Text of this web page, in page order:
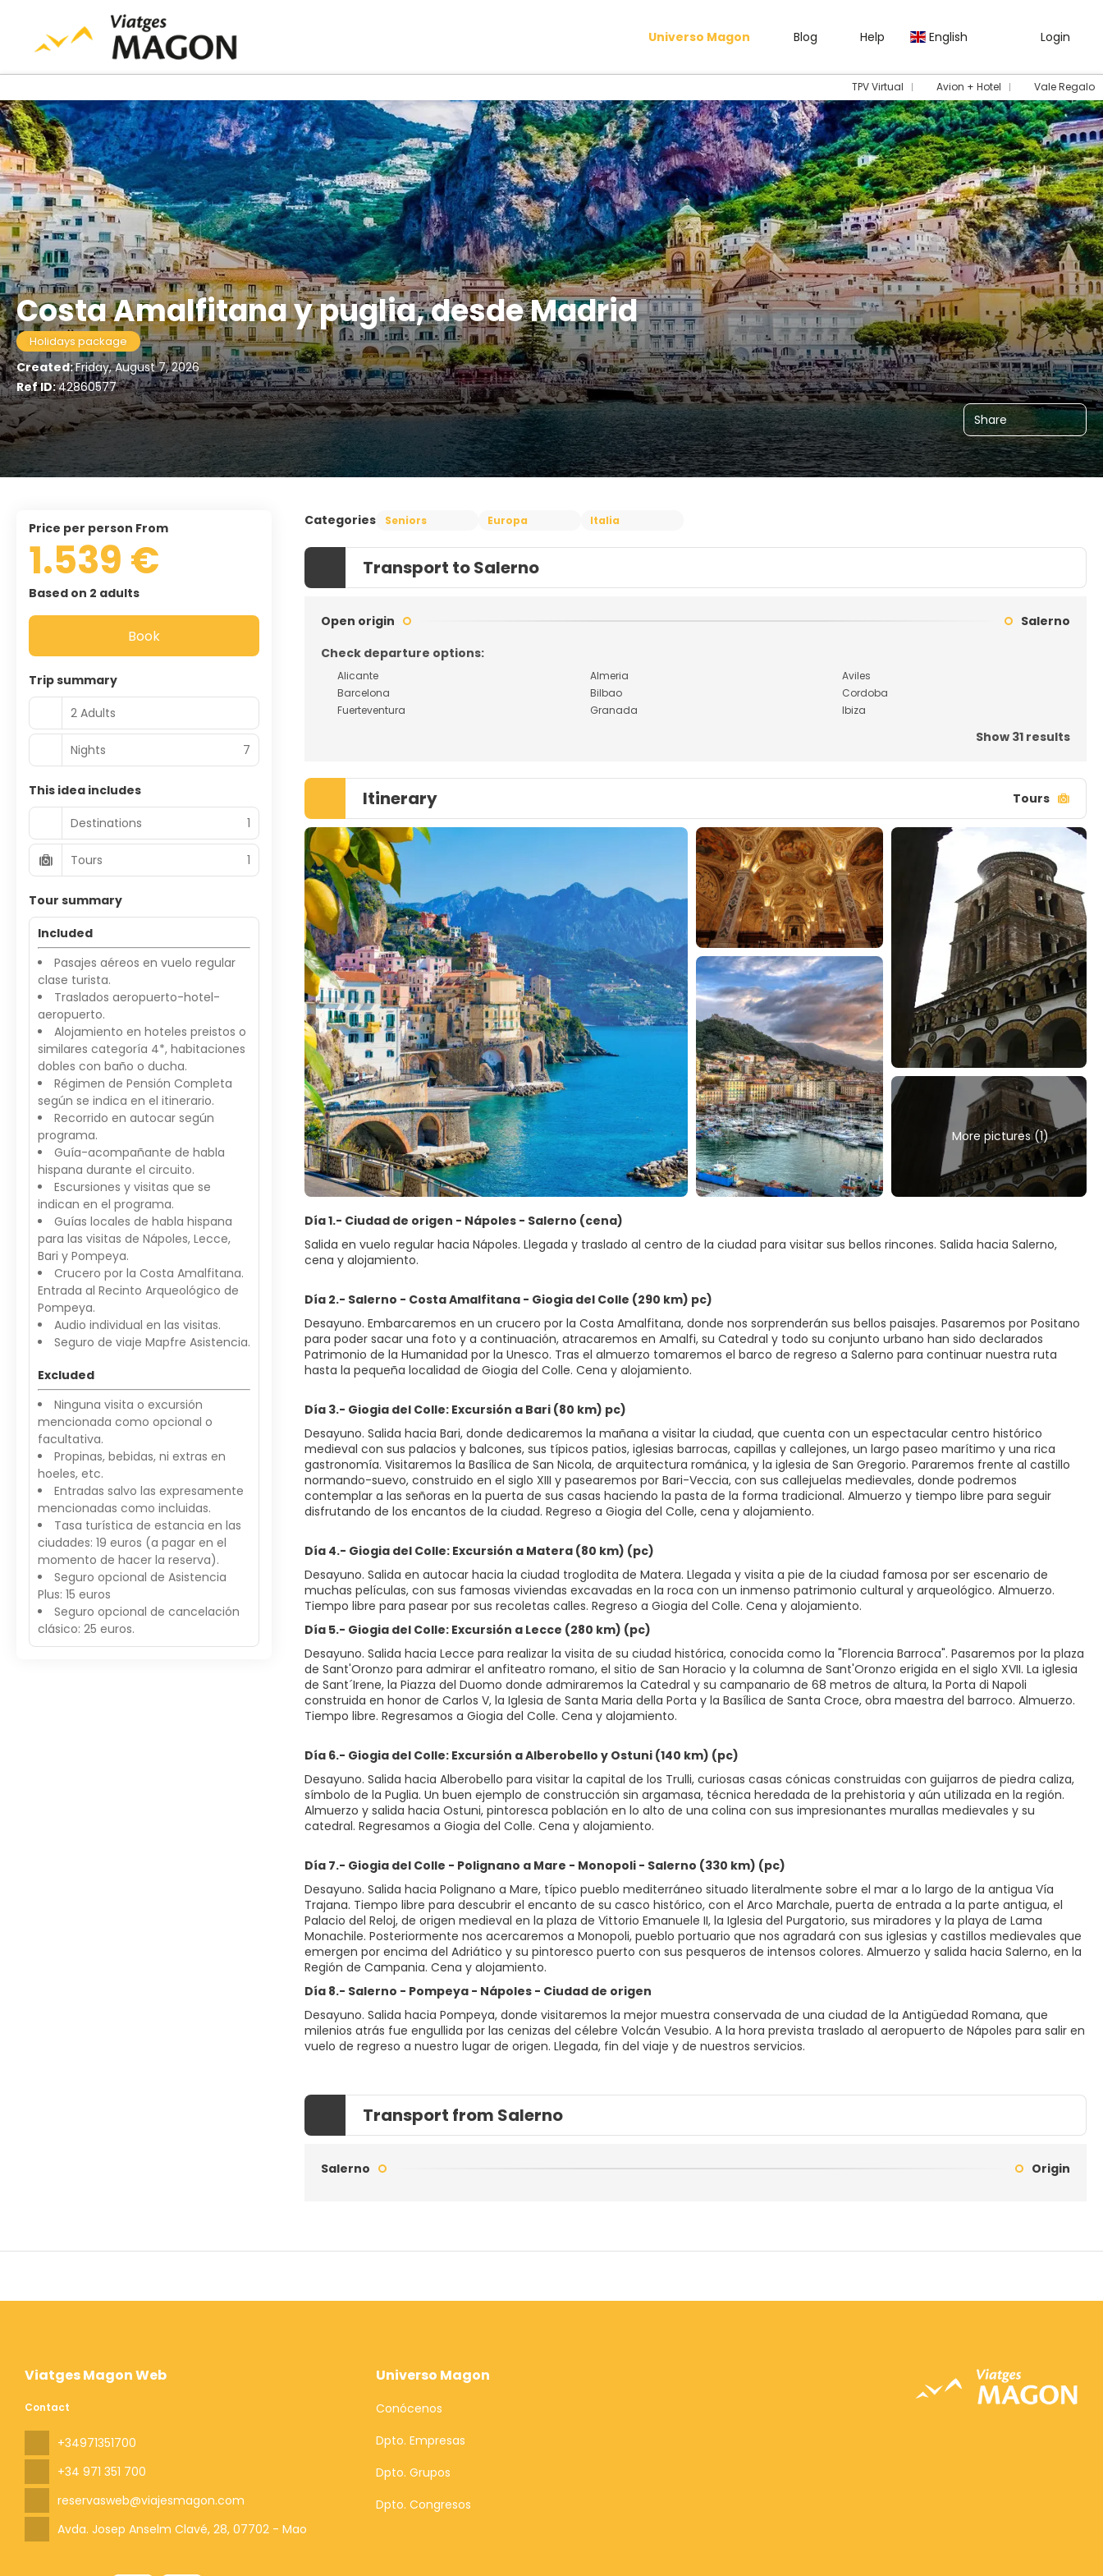
Universo Magon Blog Help English Login
TPV Virtual Avion + Hotel Vale Regalo
Costa Amalfitana y puglia, desde Madrid
Holidays package
Created:Friday, August 7, 2026
Ref ID:42860577
Share
Categories Seniors Europa Italia
Transport to Salerno
Open origin
Salerno
Check departure options:
Alicante Almeria
Aviles
Barcelona
Bilbao
Cordoba
Fuerteventura
Granada Ibiza
Show 31 results
Itinerary Tours
More pictures (1)
Día 1.- Ciudad de origen - Nápoles - Salerno (cena)
Salida en vuelo regular hacia Nápoles. Llegada y traslado al centro de la ciudad para visitar sus bellos rincones. Salida hacia Salerno,
cena y alojamiento.
Día 2.- Salerno - Costa Amalfitana - Giogia del Colle (290 km) pc)
Desayuno. Embarcaremos en un crucero por la Costa Amalfitana, donde nos sorprenderán sus bellos paisajes. Pasaremos por Positano
para poder sacar una foto y a continuación, atracaremos en Amalfi, su Catedral y todo su conjunto urbano han sido declarados
Patrimonio de la Humanidad por la Unesco. Tras el almuerzo tomaremos el barco de regreso a Salerno para continuar nuestra ruta
hasta la pequeña localidad de Giogia del Colle. Cena y alojamiento.
Día 3.- Giogia del Colle: Excursión a Bari (80 km) pc)
Desayuno. Salida hacia Bari, donde dedicaremos la mañana a visitar la ciudad, que cuenta con un espectacular centro histórico
medieval con sus palacios y balcones, sus típicos patios, iglesias barrocas, capillas y callejones, un largo paseo marítimo y una rica
gastronomía. Visitaremos la Basílica de San Nicola, de arquitectura románica, y la iglesia de San Gregorio. Pararemos frente al castillo
normando-suevo, construido en el siglo XIII y pasearemos por Bari-Veccia, con sus callejuelas medievales, donde podremos
contemplar a las señoras en la puerta de sus casas haciendo la pasta de la forma tradicional. Almuerzo y tiempo libre para seguir
disfrutando de los encantos de la ciudad. Regreso a Giogia del Colle, cena y alojamiento.
Día 4.- Giogia del Colle: Excursión a Matera (80 km) (pc)
Desayuno. Salida en autocar hacia la ciudad troglodita de Matera. Llegada y visita a pie de la ciudad famosa por ser escenario de
muchas películas, con sus famosas viviendas excavadas en la roca con un inmenso patrimonio cultural y arqueológico. Almuerzo.
Tiempo libre para pasear por sus recoletas calles. Regreso a Giogia del Colle. Cena y alojamiento.
Día 5.- Giogia del Colle: Excursión a Lecce (280 km) (pc)
Desayuno. Salida hacia Lecce para realizar la visita de su ciudad histórica, conocida como la "Florencia Barroca". Pasaremos por la plaza
de Sant'Oronzo para admirar el anfiteatro romano, el sitio de San Horacio y la columna de Sant'Oronzo erigida en el siglo XVII. La iglesia
de Sant´Irene, la Piazza del Duomo donde admiraremos la Catedral y su campanario de 68 metros de altura, la Porta di Napoli
construida en honor de Carlos V, la Iglesia de Santa Maria della Porta y la Basílica de Santa Croce, obra maestra del barroco. Almuerzo.
Tiempo libre. Regresamos a Giogia del Colle. Cena y alojamiento.
Día 6.- Giogia del Colle: Excursión a Alberobello y Ostuni (140 km) (pc)
Desayuno. Salida hacia Alberobello para visitar la capital de los Trulli, curiosas casas cónicas construidas con guijarros de piedra caliza,
símbolo de la Puglia. Un buen ejemplo de construcción sin argamasa, técnica heredada de la prehistoria y aún utilizada en la región.
Almuerzo y salida hacia Ostuni, pintoresca población en lo alto de una colina con sus impresionantes murallas medievales y su
catedral. Regresamos a Giogia del Colle. Cena y alojamiento.
Día 7.- Giogia del Colle - Polignano a Mare - Monopoli - Salerno (330 km) (pc)
Desayuno. Salida hacia Polignano a Mare, típico pueblo mediterráneo situado literalmente sobre el mar a lo largo de la antigua Vía
Trajana. Tiempo libre para descubrir el encanto de su casco histórico, con el Arco Marchale, puerta de entrada a la parte antigua, el
Palacio del Reloj, de origen medieval en la plaza de Vittorio Emanuele II, la Iglesia del Purgatorio, sus miradores y la playa de Lama
Monachile. Posteriormente nos acercaremos a Monopoli, pueblo portuario que nos agradará con sus iglesias y castillos medievales que
emergen por encima del Adriático y su pintoresco puerto con sus pesqueros de intensos colores. Almuerzo y salida hacia Salerno, en la
Región de Campania. Cena y alojamiento.
Día 8.- Salerno - Pompeya - Nápoles - Ciudad de origen
Desayuno. Salida hacia Pompeya, donde visitaremos la mejor muestra conservada de una ciudad de la Antigüedad Romana, que
milenios atrás fue engullida por las cenizas del célebre Volcán Vesubio. A la hora prevista traslado al aeropuerto de Nápoles para salir en
vuelo de regreso a nuestro lugar de origen. Llegada, fin del viaje y de nuestros servicios.
Transport from Salerno
Salerno Origin
price per person From
1.539 €
Based on 2 adults
Book
Trip summary
2 Adults
Nights 7
This idea includes
Destinations
1
Tours 1
Tour summary
Included
Pasajes aéreos en vuelo regular
clase turista.
Traslados aeropuerto-hotel-
aeropuerto.
Alojamiento en hoteles preistos o
similares categoría 4*, habitaciones
dobles con baño o ducha.
Régimen de Pensión Completa
según se indica en el itinerario.
Recorrido en autocar según
programa.
Guía-acompañante de habla
hispana durante el circuito.
Escursiones y visitas que se
indican en el programa.
Guías locales de habla hispana
para las visitas de Nápoles, Lecce,
Bari y Pompeya.
Crucero por la Costa Amalfitana.
Entrada al Recinto Arqueológico de
Pompeya.
Audio individual en las visitas.
Seguro de viaje Mapfre Asistencia.
Excluded
Ninguna visita o excursión
mencionada como opcional o
facultativa.
Propinas, bebidas, ni extras en
hoeles, etc.
Entradas salvo las expresamente
mencionadas como incluidas.
Tasa turística de estancia en las
ciudades: 19 euros (a pagar en el
momento de hacer la reserva).
Seguro opcional de Asistencia
Plus: 15 euros
Seguro opcional de cancelación
clásico: 25 euros.
Viatges Magon Web
Contact
+34971351700
+34 971 351 700
reservasweb@viajesmagon.com
Avda. Josep Anselm Clavé, 28, 07702 - Mao
Universo Magon
Conócenos
Dpto. Empresas
Dpto. Grupos
Dpto. Congresos